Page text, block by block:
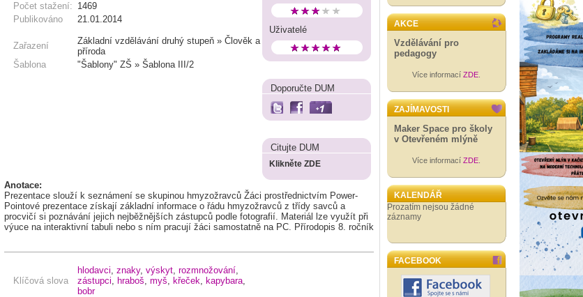
Počet stažení: 1469
Publikováno
21.01.2014
Zařazení
Základní vzdělávání druhý stupeň » Člověk a
příroda
Šablona
"Šablony" ZŠ » Šablona III/2
Uživatelé
Doporučte DUM
Citujte DUM
Klikněte ZDE
Anotace:
Prezentace slouží k seznámení se skupinou hmyzožravců Žáci prostřednictvím Power-
Pointové prezentace získají základní informace o řádu hmyzožravců z třídy savců a
procvičí si poznávání jejich nejběžnějších zástupců podle fotografií. Materiál lze využít při
výuce na interaktivní tabuli nebo s ním pracují žáci samostatně na PC. Přírodopis 8. ročník
Klíčová slova
hlodavci znaky, výskyt rozmnožování
zástupci
hraboš myš křeček kapybara
bobr
AKCE
Vzdělávání pro
pedagogy
Více informací ZDE
ZAJÍMAVOSTI
Maker Space pro školy
v Otevřeném mlýně
Více informací ZDE
KALENDÁŘ
Prozatím nejsou žádné
záznamy
FACEBOOK